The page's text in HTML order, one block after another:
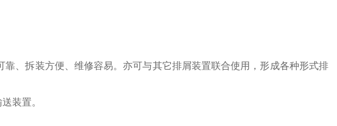
、拆装方便、维修容易。亦可与其它排屑装置联合使用，形成各种形式排
装置。